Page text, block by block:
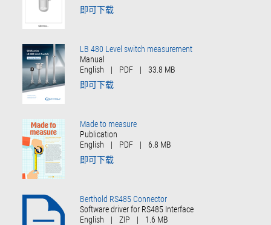
即可下载
LB 480 Level switch measurement
Manual
English
| PDF |
33.8 MB
即可下载
Made to measure
Publication
English
| PDF |
6.8 MB
即可下载
Berthold RS485 Connector
Software driver for RS485 Interface
English
| ZIP |
1.6 MB